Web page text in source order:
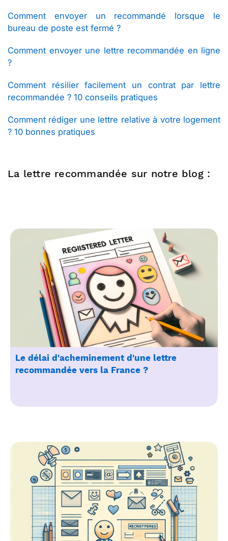
Comment envoyer un recommandé lorsque le
bureau de poste est fermé ?
Comment envoyer une lettre recommandée en ligne
?
Comment résilier facilement un contrat par lettre
recommandée ? 10 conseils pratiques
Comment rédiger une lettre relative à votre logement
? 10 bonnes pratiques
La lettre recommandée sur notre blog :
Le délai d'acheminement d'une lettre
recommandée vers la France ?